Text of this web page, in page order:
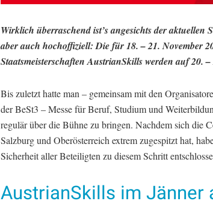
Wirklich überraschend ist’s angesichts der aktuellen
aber auch hochoffiziell: Die für 18. – 21. November
Staatsmeisterschaften AustrianSkills werden auf 20.
Bis zuletzt hatte man – gemeinsam mit den
der BeSt3 – Messe für Beruf, Studium und
regulär über die Bühne zu bringen. Nachdem sich die
Salzburg und Oberösterreich extrem zugespitzt hat,
Sicherheit aller Beteiligten zu diesem Schritt
AustrianSkills im Jänner